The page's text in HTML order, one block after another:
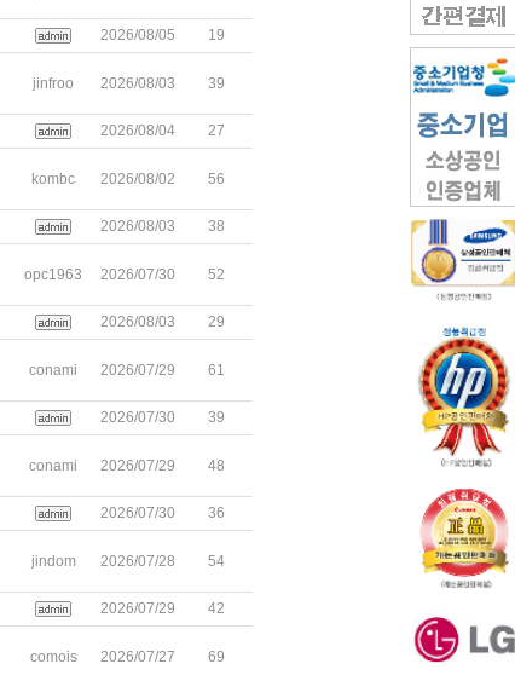
2026/08/05 19
jinfroo 2026/08/03 39
2026/08/04 27
kombc 2026/08/02 56
2026/08/03 38
opc1963 2026/07/30 52
2026/08/03 29
conami 2026/07/29 61
2026/07/30 39
conami 2026/07/29 48
2026/07/30 36
jindom 2026/07/28 54
2026/07/29 42
comois 2026/07/27 69